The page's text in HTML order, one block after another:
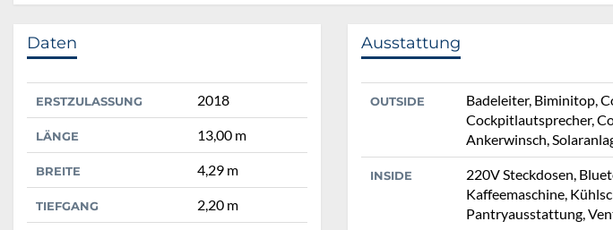
Daten
ERSTZULASSUNG 2018
LÄNGE 13,00 m
BREITE 4,29 m
TIEFGANG 2,20 m
Ausstattung
OUTSIDE
Badeleiter, Biminitop,
Cockpitlautsprecher,
Ankerwinsch,
INSIDE
220V Steckdosen,
Kaffeemaschine,
Pantryausstattung,